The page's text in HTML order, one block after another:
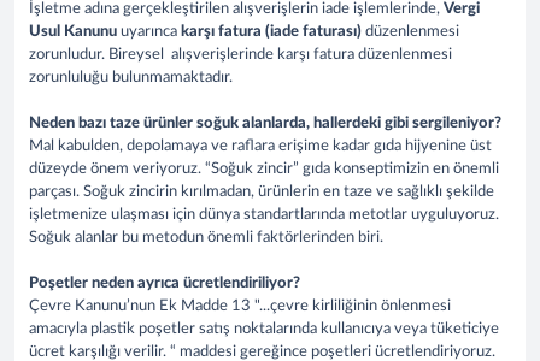
İşletme adına gerçekleştirilen alışverişlerin iade işlemlerinde, Vergi
Usul Kanunu uyarınca karşı fatura (iade faturası) düzenlenmesi
zorunludur. Bireysel alışverişlerinde karşı fatura düzenlenmesi
zorunluluğu bulunmamaktadır.
Neden bazı taze ürünler soğuk alanlarda, hallerdeki gibi sergileniyor?
Mal kabulden, depolamaya ve raflara erişime kadar gıda hijyenine üst
düzeyde önem veriyoruz. “Soğuk zincir” gıda konseptimizin en önemli
parçası. Soğuk zincirin kırılmadan, ürünlerin en taze ve sağlıklı şekilde
işletmenize ulaşması için dünya standartlarında metotlar uyguluyoruz.
Soğuk alanlar bu metodun önemli faktörlerinden biri.
Poşetler neden ayrıca ücretlendiriliyor?
Çevre Kanunu’nun Ek Madde 13 "...çevre kirliliğinin önlenmesi
amacıyla plastik poşetler satış noktalarında kullanıcıya veya tüketiciye
ücret karşılığı verilir. “ maddesi gereğince poşetleri ücretlendiriyoruz.